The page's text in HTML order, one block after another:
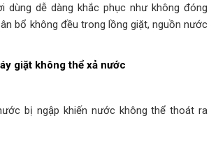
dùng dễ dàng khắc phục như không đóng
bổ không đều trong lồng giặt, nguồn nước
giặt không thể xả nước
bị ngập khiến nước không thể thoát ra